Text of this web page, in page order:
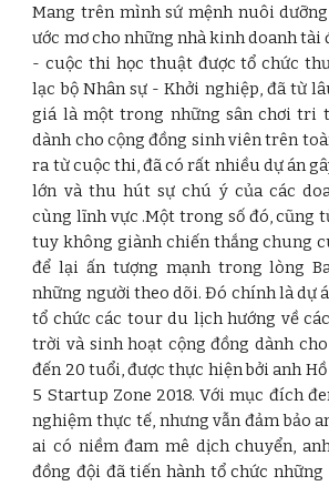
Mang trên mình sứ mệnh nuôi
ước mơ cho những nhà kinh doanh tài
- cuộc thi học thuật được tổ chức
lạc bộ Nhân sự - Khởi nghiệp, đã từ
giá là một trong những sân chơi tri
dành cho cộng đồng sinh viên trên
ra từ cuộc thi, đã có rất nhiều dự án
lớn và thu hút sự chú ý của các
cùng lĩnh vực .Một trong số đó, cũng
tuy không giành chiến thắng chung
để lại ấn tượng mạnh trong lòng
những người theo dõi. Đó chính là dự
tổ chức các tour du lịch hướng về
trời và sinh hoạt cộng đồng dành
đến 20 tuổi, được thực hiện bởi anh
5 Startup Zone 2018. Với mục đích
nghiệm thực tế, nhưng vẫn đảm bảo
ai có niềm đam mê dịch chuyển,
đồng đội đã tiến hành tổ chức